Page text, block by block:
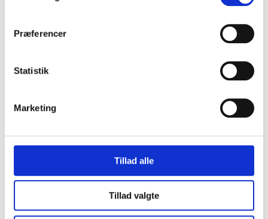
Præferencer
Statistik
Marketing
Tillad alle
Tillad valgte
Nykøbing F
Tommy Hilfiger Lædersko
Brun
Herresko sorte
læderbrogue
65,00 kr.
5 9